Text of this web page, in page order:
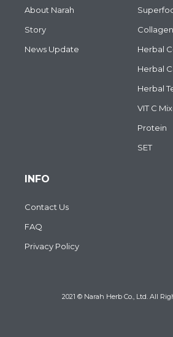
About Narah
Story
News Update
Collagen
Herbal
Herbal
Herbal
VIT C
Protein
SET
INFO
Contact Us
FAQ
Privacy Policy
2021 © Narah Herb Co., Ltd. All